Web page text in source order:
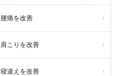
腰痛を改善
肩こりを改善
寝違えを改善